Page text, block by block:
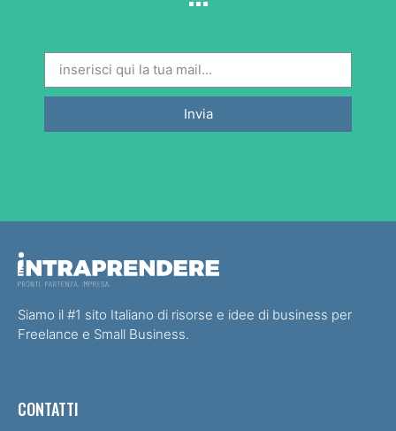
Invia
Siamo il #1 sito Italiano di risorse e idee di business per
Freelance e Small Business.
CONTATTI